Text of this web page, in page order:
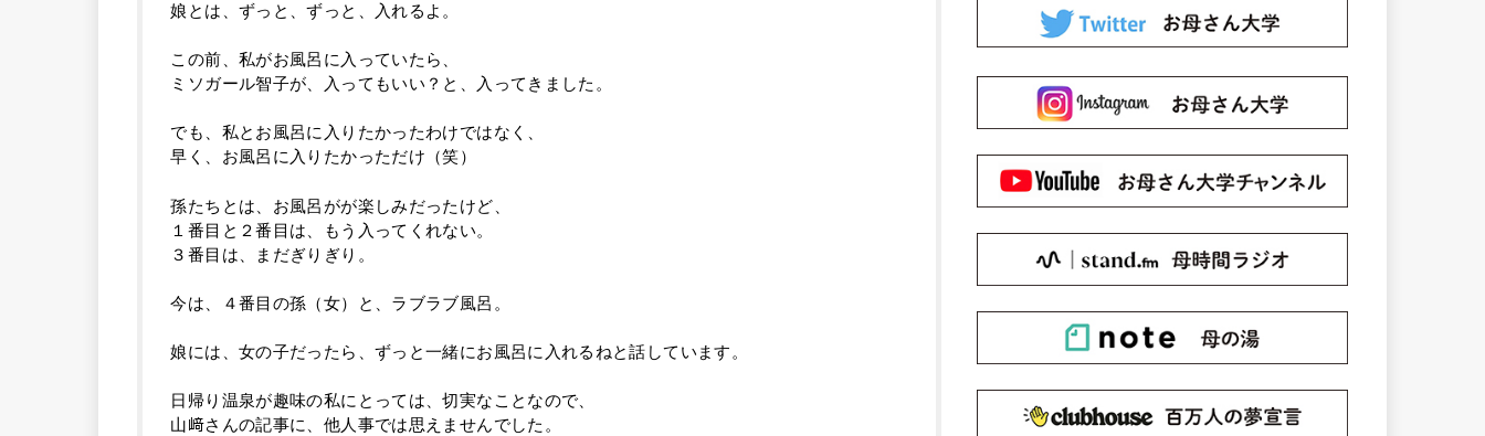
娘とは、ずっと、ずっと、入れるよ。
この前、私がお風呂に入っていたら、
ミソガール智子が、入ってもいい？と、入ってきました。
でも、私とお風呂に入りたかったわけではなく、
早く、お風呂に入りたかっただけ（笑）
孫たちとは、お風呂がが楽しみだったけど、
１番目と２番目は、もう入ってくれない。
３番目は、まだぎりぎり。
今は、４番目の孫（女）と、ラブラブ風呂。
娘には、女の子だったら、ずっと一緒にお風呂に入れるねと話しています。
日帰り温泉が趣味の私にとっては、切実なことなので、
山﨑さんの記事に、他人事では思えませんでした。